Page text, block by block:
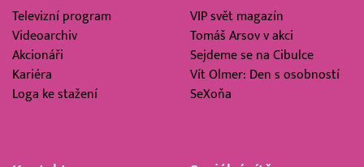
Televizní program
Videoarchiv
Akcionáři
Kariéra
Loga ke stažení
VIP svět magazín
Tomáš Arsov v akci
Sejdeme se na Cibulce
Vít Olmer: Den s osobností
SeXoňa